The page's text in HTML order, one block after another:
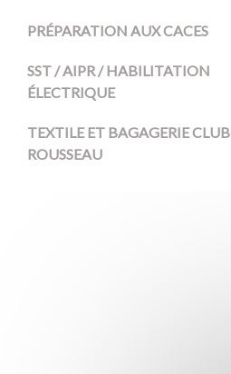
PRÉPARATION AUX CACES
SST / AIPR / HABILITATION
ÉLECTRIQUE
TEXTILE ET BAGAGERIE CLUB
ROUSSEAU